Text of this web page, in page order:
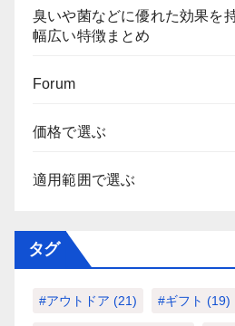
臭いや菌などに優れた効果を
幅広い特徴まとめ
Forum
価格で選ぶ
適用範囲で選ぶ
タグ
#アウトドア (21) #ギフト (19)